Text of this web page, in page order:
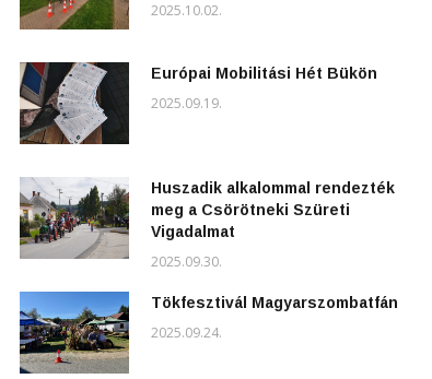
2025.10.02.
Európai Mobilitási Hét Bükön
2025.09.19.
Huszadik alkalommal rendezték
meg a Csörötneki Szüreti
Vigadalmat
2025.09.30.
Tökfesztivál Magyarszombatfán
2025.09.24.